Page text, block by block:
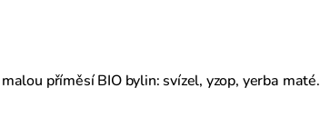
příměsí BIO bylin: svízel, yzop, yerba maté.